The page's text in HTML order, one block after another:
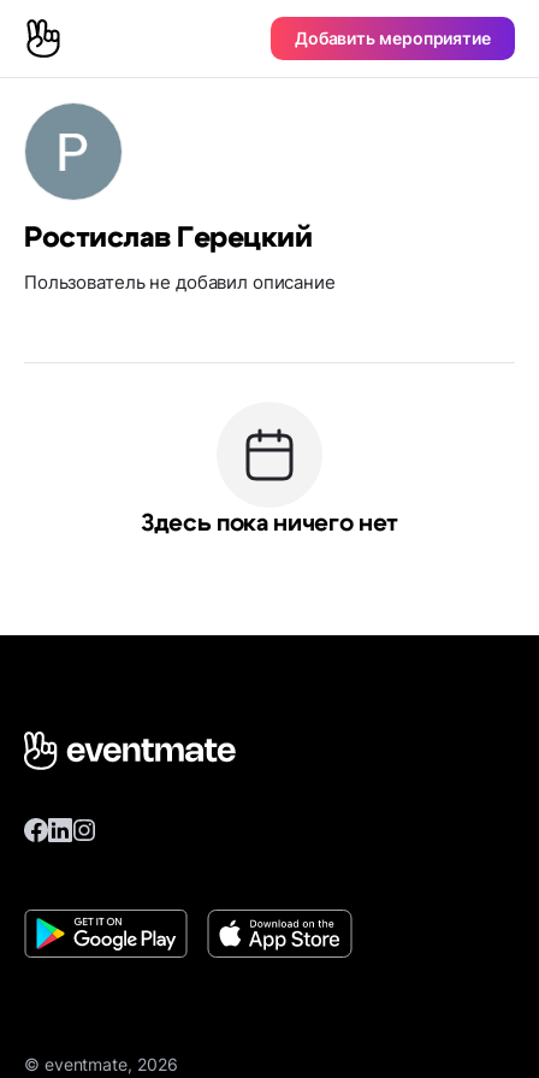
Добавить мероприятие
Ростислав Герецкий
Пользователь не добавил описание
Здесь пока ничего нет
© eventmate, 2026